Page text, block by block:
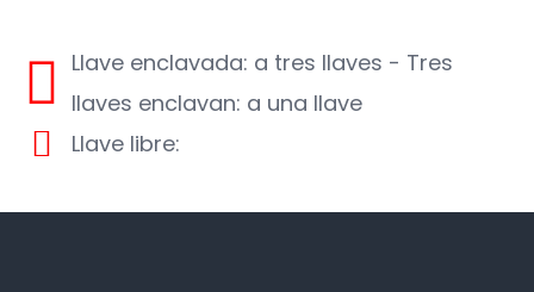
Llave enclavada: a tres llaves - Tres
llaves enclavan: a una llave
Llave libre: